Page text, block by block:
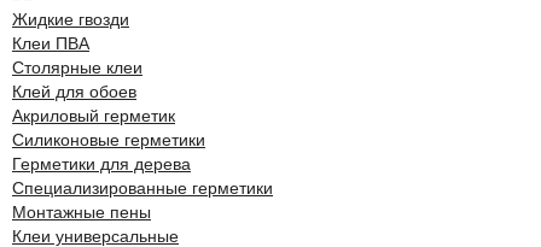
Жидкие гвозди
Клеи ПВА
Столярные клеи
Клей для обоев
Акриловый герметик
Силиконовые герметики
Герметики для дерева
Специализированные герметики
Монтажные пены
Клеи универсальные